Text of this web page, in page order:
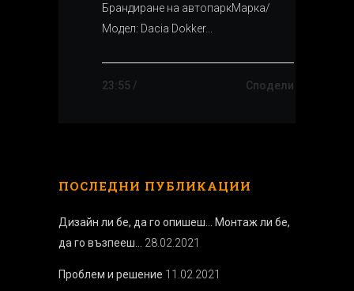
Брандиране на автопаркМарка/
Модел: Dacia Dokker...
23:55 / Сподели
ПОСЛЕДНИ ПУБЛИКАЦИИ
Дизайн ли бе, да го опишеш… Монтаж ли бе,
да го възпееш…
28.02.2021
Проблем и решение 11.02.2021